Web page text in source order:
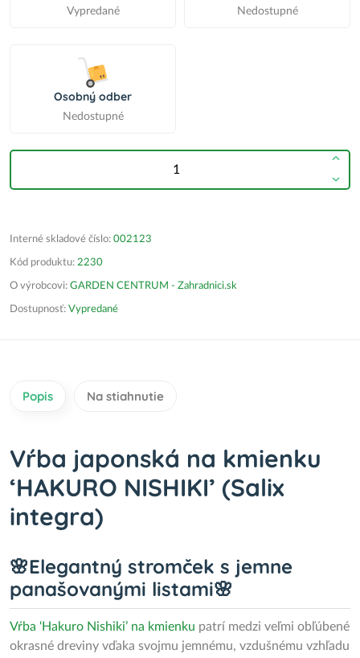
Vypredané Nedostupné
Osobný odber
Nedostupné
Interné skladové číslo: 002123
Kód produktu: 2230
O výrobcovi: GARDEN CENTRUM - Zahradnici.sk
Dostupnosť: Vypredané
Popis Na stiahnutie
Vŕba japonská na kmienku
‘HAKURO NISHIKI’ (Salix
integra)
🌸Elegantný stromček s jemne
panašovanými listami🌸
Vŕba ‘Hakuro Nishiki’ na kmienku patrí medzi veľmi obľúbené
okrasné dreviny vďaka svojmu jemnému, vzdušnému vzhľadu